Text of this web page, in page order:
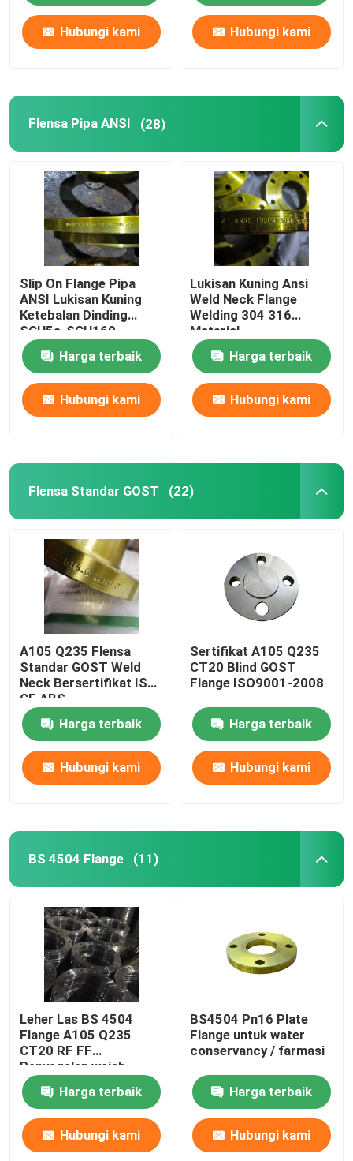
Hubungi kami Hubungi kami
Flensa Pipa ANSI (28)
Slip On Flange Pipa
ANSI Lukisan Kuning
Ketebalan Dinding
SCH5s-SCH160
Harga terbaik
Hubungi kami
Lukisan Kuning Ansi
Weld Neck Flange
Welding 304 316
Material
Harga terbaik
Hubungi kami
Flensa Standar GOST (22)
A105 Q235 Flensa
Standar GOST Weld
Neck Bersertifikat ISO
CE ABS
Harga terbaik
Hubungi kami
Sertifikat A105 Q235
CT20 Blind GOST
Flange ISO9001-2008
Harga terbaik
Hubungi kami
BS 4504 Flange (11)
Leher Las BS 4504
Flange A105 Q235
CT20 RF FF
Penyegelan wajah
Harga terbaik
Hubungi kami
BS4504 Pn16 Plate
Flange untuk water
conservancy / farmasi
Harga terbaik
Hubungi kami